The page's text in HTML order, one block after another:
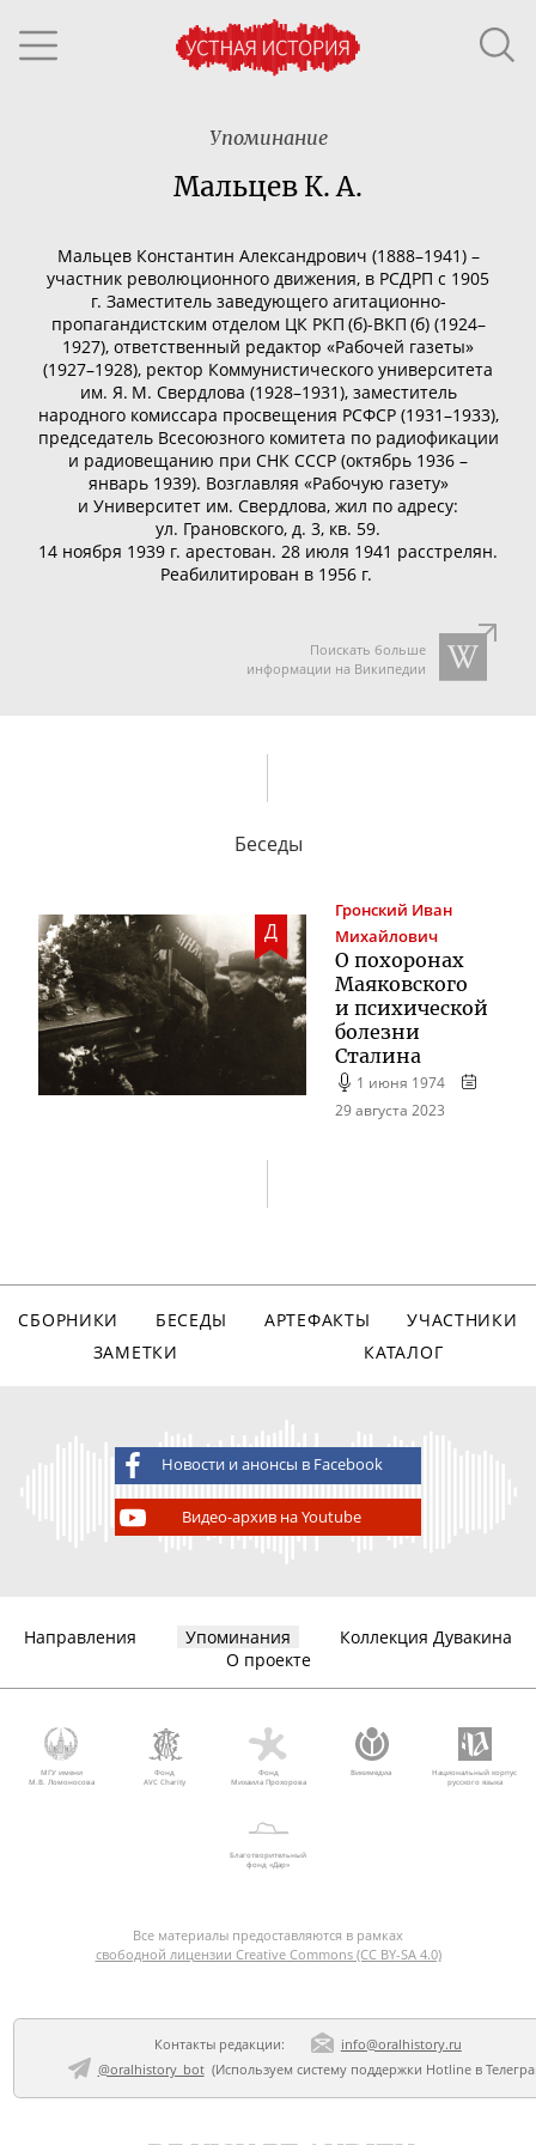
Упоминание
Мальцев К. А.
Мальцев Константин Александрович (1888–1941) –
участник революционного движения, в РСДРП с 1905
г. Заместитель заведующего агитационно-
пропагандистским отделом ЦК РКП (б)-ВКП (б) (1924–
1927), ответственный редактор «Рабочей газеты»
(1927–1928), ректор Коммунистического университета
им. Я. М. Свердлова (1928–1931), заместитель
народного комиссара просвещения РСФСР (1931–1933),
председатель Всесоюзного комитета по радиофикации
и радиовещанию при СНК СССР (октябрь 1936 –
январь 1939). Возглавляя «Рабочую газету»
и Университет им. Свердлова, жил по адресу:
ул. Грановского, д. 3, кв. 59.
14 ноября 1939 г. арестован. 28 июля 1941 расстрелян.
Реабилитирован в 1956 г.
Поискать больше
информации на Википедии
Беседы
Д
Гронский Иван
Михайлович
О похоронах
Маяковского
и психической
болезни
Сталина
1 июня 1974
29 августа 2023
СБОРНИКИ БЕСЕДЫ АРТЕФАКТЫ
УЧАСТНИКИ
ЗАМЕТКИ
КАТАЛОГ
Новости и анонсы в Facebook
Видео-архив на Youtube
Направления Упоминания
Коллекция Дувакина
О проекте
МГУ имени
М.В. Ломоносова
Фонд
AVC Charity
Фонд
Михаила Прохорова
Викимедиа
Национальный корпус
русского языка
Благотворительный
фонд «Дар»
Все материалы предоставляются в рамках
свободной лицензии Creative Commons (CC BY-SA 4.0)
Контакты редакции:
info@oralhistory.ru
@oralhistory_bot(Используем систему поддержки Hotline в